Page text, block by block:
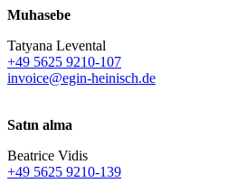
Muhasebe
Tatyana Levental
+49 5625 9210-107
invoice@egin-heinisch.de
Satın alma
Beatrice Vidis
+49 5625 9210-139